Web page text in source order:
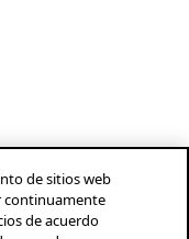
de sitios web
continuamente
de acuerdo